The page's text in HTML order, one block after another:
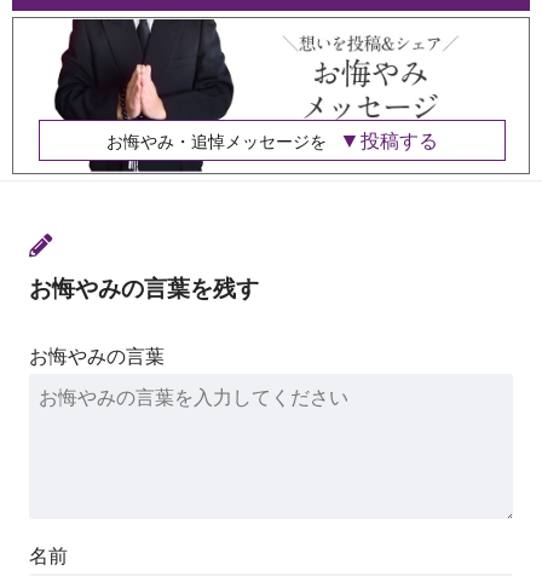
お悔やみ・追悼メッセージを 投稿する
お悔やみの言葉を残す
お悔やみの言葉
名前